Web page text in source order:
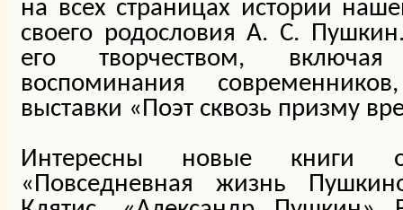
на всех страницах истории
своего родословия А. С.
его творчеством,
воспоминания
выставки «Поэт сквозь призму
Интересны новые книги
«Повседневная жизнь